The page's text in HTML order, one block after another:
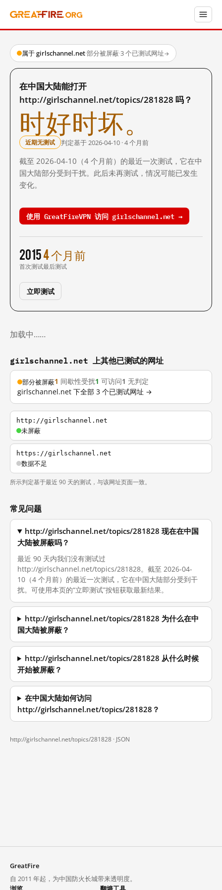
属于 girlschannel.net·部分被屏蔽·3 个已测试网址→
在中国大陆能打开
http://girlschannel.net/topics/281828 吗？
时好时坏。
近期无测试 判定基于 2026-04-10 · 4 个月前
截至 2026-04-10（4 个月前）的最近一次测试，它在中
国大陆部分受到干扰。此后未再测试，情况可能已发生
变化。
使用 GreatFireVPN 访问 girlschannel.net →
2015
首次测试
4 个月前
最后测试
立即测试
加载中……
girlschannel.net 上其他已测试的网址
部分被屏蔽1 间歇性受扰1 可访问1 无判定
girlschannel.net 下全部 3 个已测试网址 →
http://girlschannel.net
未屏蔽
https://girlschannel.net
数据不足
所示判定基于最近 90 天的测试，与该网址页面一致。
常见问题
http://girlschannel.net/topics/281828 现在在中国
大陆被屏蔽吗？
最近 90 天内我们没有测试过
http://girlschannel.net/topics/281828。截至 2026-04-
10（4 个月前）的最近一次测试，它在中国大陆部分受到干
扰。可使用本页的“立即测试”按钮获取最新结果。
http://girlschannel.net/topics/281828 为什么在中
国大陆被屏蔽？
http://girlschannel.net/topics/281828 从什么时候
开始被屏蔽？
在中国大陆如何访问
http://girlschannel.net/topics/281828？
http://girlschannel.net/topics/281828 · JSON
GreatFire
自 2011 年起，为中国防火长城带来透明度。